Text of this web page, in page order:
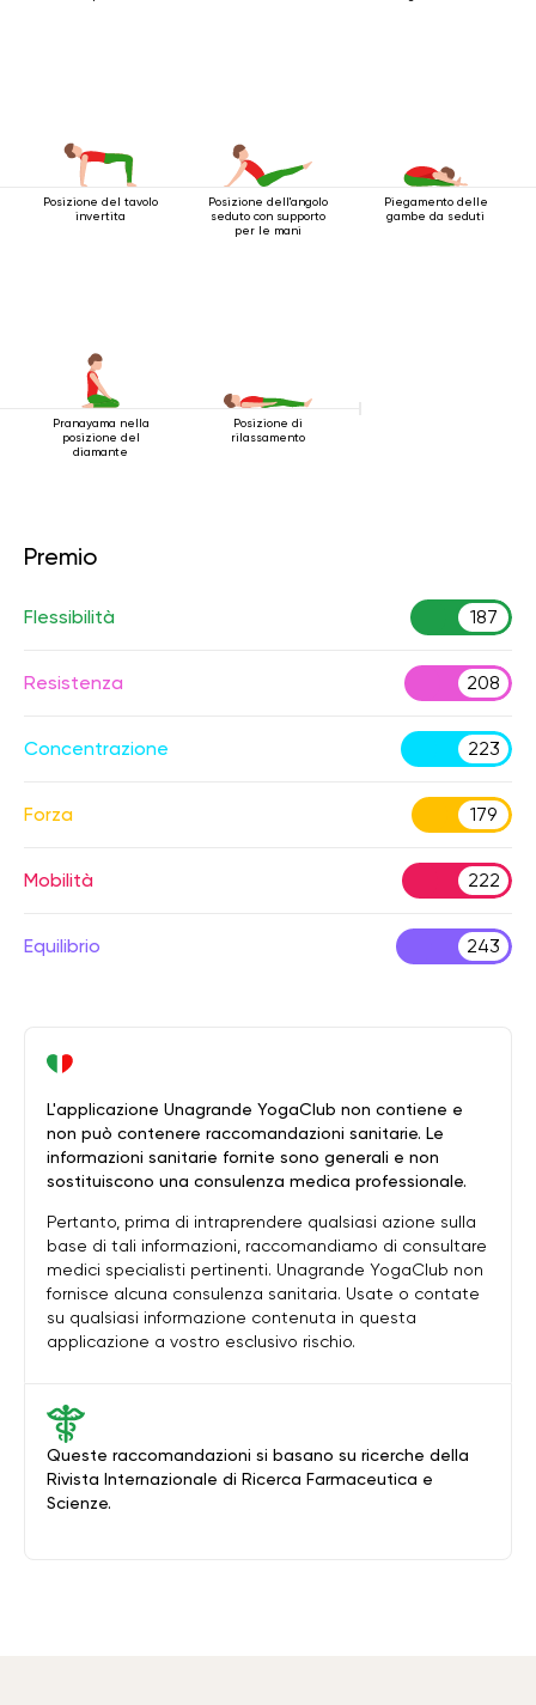
Posizione del tavolo
invertita
Posizione dell'angolo
seduto con supporto
per le mani
Piegamento delle
gambe da seduti
Pranayama nella
posizione del
diamante
Posizione di
rilassamento
Premio
Flessibilità 187
Resistenza 208
Concentrazione 223
Forza 179
Mobilità 222
Equilibrio 243
Queste raccomandazioni si basano su ricerche della
Rivista Internazionale di Ricerca Farmaceutica e
Scienze.
L'applicazione Unagrande YogaClub non contiene e
non può contenere raccomandazioni sanitarie. Le
informazioni sanitarie fornite sono generali e non
sostituiscono una consulenza medica professionale.
Pertanto, prima di intraprendere qualsiasi azione sulla
base di tali informazioni, raccomandiamo di consultare
medici specialisti pertinenti. Unagrande YogaClub non
fornisce alcuna consulenza sanitaria. Usate o contate
su qualsiasi informazione contenuta in questa
applicazione a vostro esclusivo rischio.